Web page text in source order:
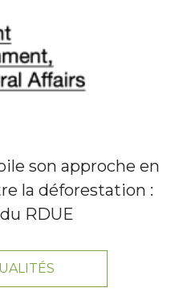
son approche en
la déforestation :
RDUE